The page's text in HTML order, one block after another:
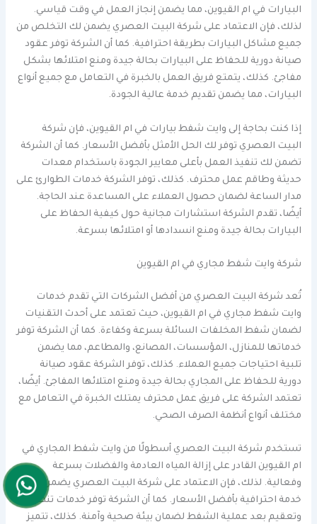
البيارات في ام القيوين، مما يضمن إنجاز العمل في وقت قياسي.
لذلك، فإن الاعتماد على شركة البيت العصري يضمن لك التخلص من
جميع مشاكل البيارات بطريقة احترافية. كما أن الشركة توفر عقود
صيانة دورية للحفاظ على البيارات بحالة جيدة ومنع امتلائها بشكل
مفاجئ. كذلك، يتمتع فريق العمل بالخبرة في التعامل مع جميع أنواع
البيارات، مما يضمن تقديم خدمة عالية الجودة.
إذا كنت بحاجة إلى وايت شفط بيارات في ام القيوين، فإن شركة
البيت العصري توفر لك الحل الأمثل بأفضل الأسعار. كما أن الشركة
تضمن لك تنفيذ العمل بأعلى معايير الجودة باستخدام معدات
حديثة وطاقم عمل محترف. كذلك، توفر الشركة خدمات الطوارئ على
مدار الساعة لضمان حصول العملاء على المساعدة عند الحاجة.
أيضًا، تقدم الشركة استشارات مجانية حول كيفية الحفاظ على
البيارات بحالة جيدة ومنع انسدادها أو امتلائها بسرعة.
شركة وايت شفط مجاري في ام القيوين
تُعد شركة البيت العصري من أفضل الشركات التي تقدم خدمات
وايت شفط مجاري في ام القيوين، حيث تعتمد على أحدث التقنيات
لضمان شفط المخلفات السائلة بسرعة وكفاءة. كما أن الشركة توفر
خدماتها للمنازل، المؤسسات، المصانع، والمطاعم، مما يضمن
تلبية احتياجات جميع العملاء. كذلك، توفر الشركة عقود صيانة
دورية للحفاظ على المجاري بحالة جيدة ومنع امتلائها المفاجئ. أيضًا،
تعتمد الشركة على فريق عمل محترف يمتلك الخبرة في التعامل مع
مختلف أنواع أنظمة الصرف الصحي.
تستخدم شركة البيت العصري أسطولًا من وايت شفط المجاري في
ام القيوين القادر على إزالة المياه العادمة والفضلات بسرعة
وفعالية. لذلك، فإن الاعتماد على شركة البيت العصري يضمن لك
خدمة احترافية بأفضل الأسعار. كما أن الشركة توفر خدمات تنظيف
وتعقيم بعد عملية الشفط لضمان بيئة صحية وآمنة. كذلك، تتميز